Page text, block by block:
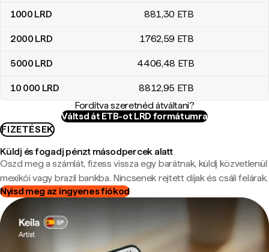
1000 LRD 881,30 ETB
2000 LRD 1762,59 ETB
5000 LRD 4406,48 ETB
10 000 LRD 8812,95 ETB
Fordítva szeretnéd átváltani?
Váltsd át ETB-ot LRD formátumra
FIZETÉSEK
Küldj és fogadj pénzt másodpercek alatt
Oszd meg a számlát, fizess vissza egy barátnak, küldj közvetlenül
mexikói vagy brazil bankba. Nincsenek rejtett díjak és csáli felárak.
Nyisd meg az ingyenes fiókod